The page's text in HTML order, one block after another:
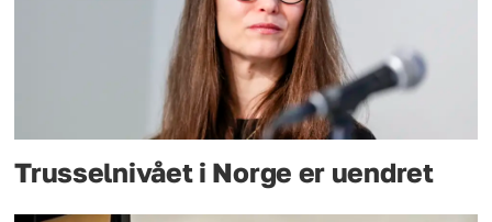
Trusselnivået i Norge er uendret